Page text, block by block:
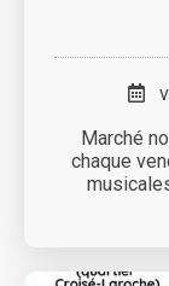
Marché
chaque